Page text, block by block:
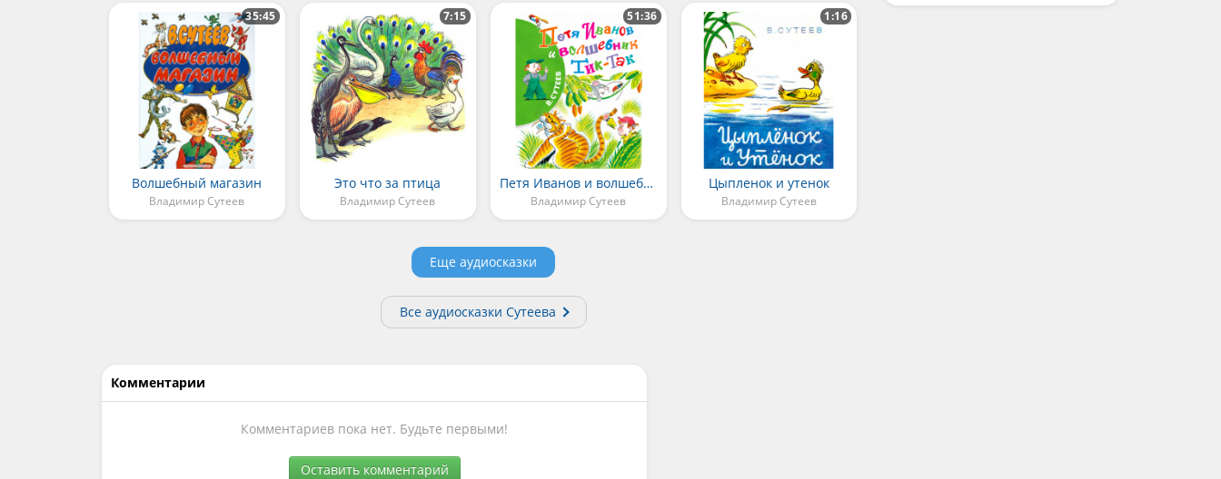
Волшебный магазин
Владимир Сутеев
35:45
Это что за птица
Владимир Сутеев
7:15
Петя Иванов и волшебник Тик-Так
Владимир Сутеев
51:36
Цыпленок и утенок
Владимир Сутеев
1:16
Еще аудиосказки
Все аудиосказки Сутеева
Комментарии
Комментариев пока нет. Будьте первыми!
Оставить комментарий